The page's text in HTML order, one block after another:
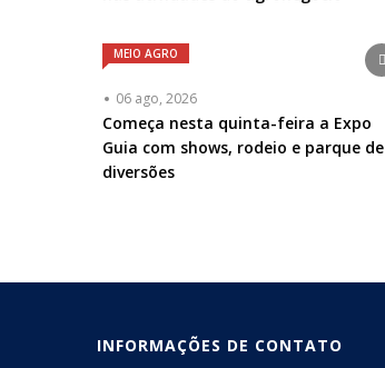
MEIO AGRO
06 ago, 2026
Começa nesta quinta-feira a Expo
Guia com shows, rodeio e parque de
diversões
INFORMAÇÕES DE CONTATO